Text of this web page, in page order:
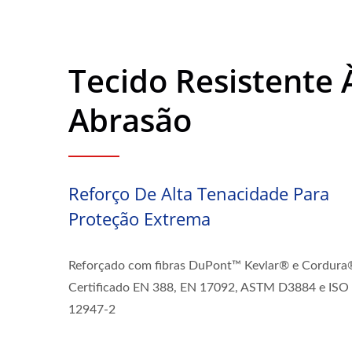
Tecido Resistente
Abrasão
Reforço De Alta Tenacidade Para
Proteção Extrema
Reforçado com fibras DuPont™ Kevlar® e
Certificado EN 388, EN 17092, ASTM D3884 e ISO
12947-2